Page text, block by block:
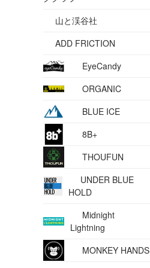
山と渓谷社
ADD FRICTION
EyeCandy
ORGANIC
BLUE ICE
8B+
THOUFUN
UNDER BLUE
HOLD
Midnight
Lightning
MONKEY HANDS